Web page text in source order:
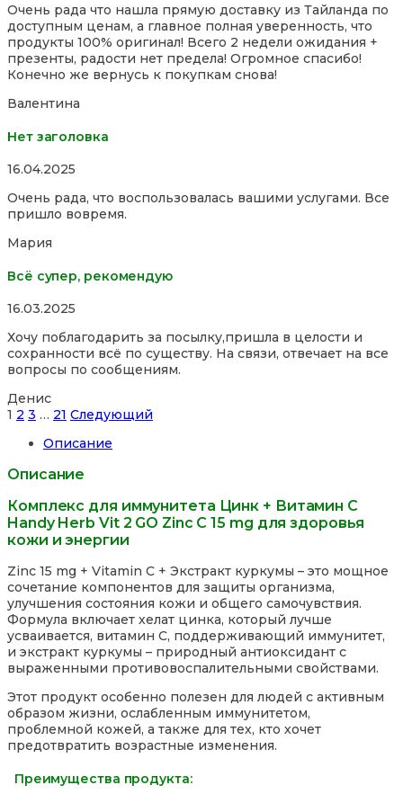
out
of
5
Очень рада что нашла прямую доставку из Тайланда по
доступным ценам, а главное полная уверенность, что
продукты 100% оригинал! Всего 2 недели ожидания +
презенты, радости нет предела! Огромное спасибо!
Конечно же вернусь к покупкам снова!
Валентина
Нет заголовка
Rated
out
of
16.04.2025
Очень рада, что воспользовалась вашими услугами. Все
пришло вовремя.
Мария
Всё супер, рекомендую
Rated
out
of
5
16.03.2025
Хочу поблагодарить за посылку,пришла в целости и
сохранности всё по существу. На связи, отвечает на все
вопросы по сообщениям.
Денис
Site
Reviews
Страница
1 Страница
2 Страница
3 … Страница
21 Следующий
Описание
Описание
Комплекс для иммунитета Цинк + Витамин С
Handy Herb Vit 2 GO Zinc C 15 mg для здоровья
кожи и энергии
Zinc 15 mg + Vitamin C + Экстракт куркумы – это мощное
сочетание компонентов для защиты организма,
улучшения состояния кожи и общего самочувствия.
Формула включает хелат цинка, который лучше
усваивается, витамин C, поддерживающий иммунитет,
и экстракт куркумы – природный антиоксидант с
выраженными противовоспалительными свойствами.
Этот продукт особенно полезен для людей с активным
образом жизни, ослабленным иммунитетом,
проблемной кожей, а также для тех, кто хочет
предотвратить возрастные изменения.
Преимущества продукта: